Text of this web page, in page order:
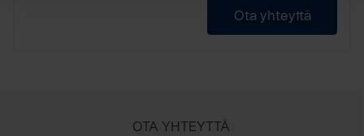
Ota yhteyttä
OTA YHTEYTTÄ